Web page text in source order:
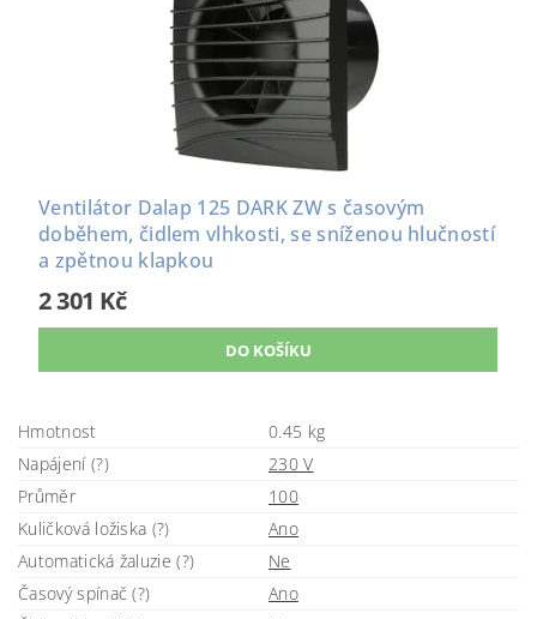
Ventilátor Dalap 125 DARK ZW s časovým
doběhem, čidlem vlhkosti, se sníženou hlučností
a zpětnou klapkou
2 301 Kč
Hmotnost
0.45 kg
Napájení (?)
230 V
Průměr
100
Kuličková ložiska (?)
Ano
Automatická žaluzie (?)
Ne
Časový spínač (?)
Ano